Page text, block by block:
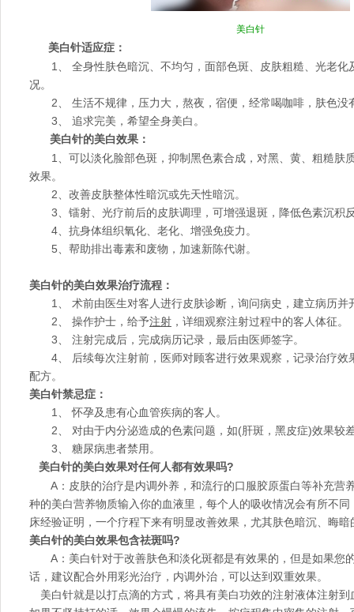
美白针
美白针适应症：
1、 全身性肤色暗沉、不均匀，面部色斑、皮肤粗糙、光老化
况。
2、 生活不规律，压力大，熬夜，宿便，经常喝咖啡，肤色没
3、 追求完美，希望全身美白。
美白针的美白效果：
1、可以淡化脸部色斑，抑制黑色素合成，对黑、黄、粗糙肤
效果。
2、改善皮肤整体性暗沉或先天性暗沉。
3、镭射、光疗前后的皮肤调理，可增强退斑，降低色素沉积
4、抗身体组织氧化、老化、增强免疫力。
5、帮助排出毒素和废物，加速新陈代谢。
美白针的美白效果治疗流程：
1、 术前由医生对客人进行皮肤诊断，询问病史，建立病历并
2、 操作护士，给予注射 ，详细观察注射过程中的客人体征。
3、 注射完成后，完成病历记录，最后由医师签字。
4、 后续每次注射前，医师对顾客进行效果观察，记录治疗效
配方。
美白针禁忌症：
1、 怀孕及患有心血管疾病的客人。
2、 对由于内分泌造成的色素问题，如(肝斑，黑皮症)效果较
3、 糖尿病患者禁用。
美白针的美白效果对任何人都有效果吗?
A：皮肤的治疗是内调外养，和流行的口服胶原蛋白等补充营
种的美白营养物质输入你的血液里，每个人的吸收情况会有所不
床经验证明，一个疗程下来有明显改善效果，尤其肤色暗沉、晦
美白针的美白效果包含祛斑吗?
A：美白针对于改善肤色和淡化斑都是有效果的，但是如果您
话，建议配合外用彩光治疗，内调外治，可以达到双重效果。
美白针就是以打点滴的方式，将具有美白功效的注射液体注射到